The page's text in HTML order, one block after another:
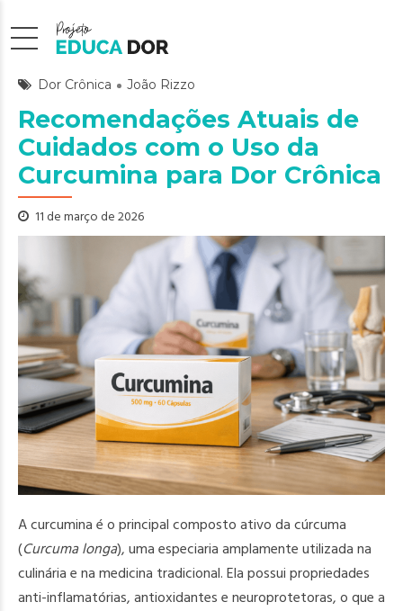
Dor Crônica João Rizzo
Recomendações Atuais de
Cuidados com o Uso da
Curcumina para Dor Crônica
11 de março de 2026
A curcumina é o principal composto ativo da cúrcuma
(Curcuma longa), uma especiaria amplamente utilizada na
culinária e na medicina tradicional. Ela possui propriedades
anti-inflamatórias, antioxidantes e neuroprotetoras, o que a